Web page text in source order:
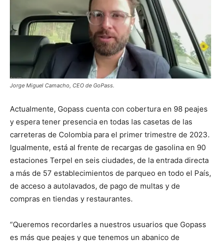
Jorge Miguel Camacho, CEO de GoPass.
Actualmente, Gopass cuenta con cobertura en 98 peajes
y espera tener presencia en todas las casetas de las
carreteras de Colombia para el primer trimestre de 2023.
Igualmente, está al frente de recargas de gasolina en 90
estaciones Terpel en seis ciudades, de la entrada directa
a más de 57 establecimientos de parqueo en todo el País,
de acceso a autolavados, de pago de multas y de
compras en tiendas y restaurantes.
“Queremos recordarles a nuestros usuarios que Gopass
es más que peajes y que tenemos un abanico de